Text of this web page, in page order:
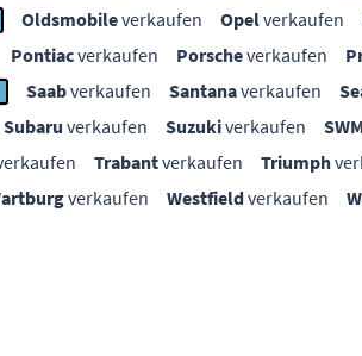
Oldsmobileverkaufen Opelverkaufen
Pontiacverkaufen Porscheverkaufen
Saabverkaufen Santanaverkaufen
Subaru verkaufen Suzukiverkaufen SWM
Trabantverkaufen Triumph
verkaufen Westfieldverkaufen